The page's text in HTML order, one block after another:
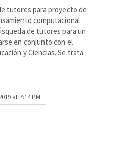
tutores para proyecto de
computacional
de tutores para un
en conjunto con el
y Ciencias. Se trata
at 7:14 PM